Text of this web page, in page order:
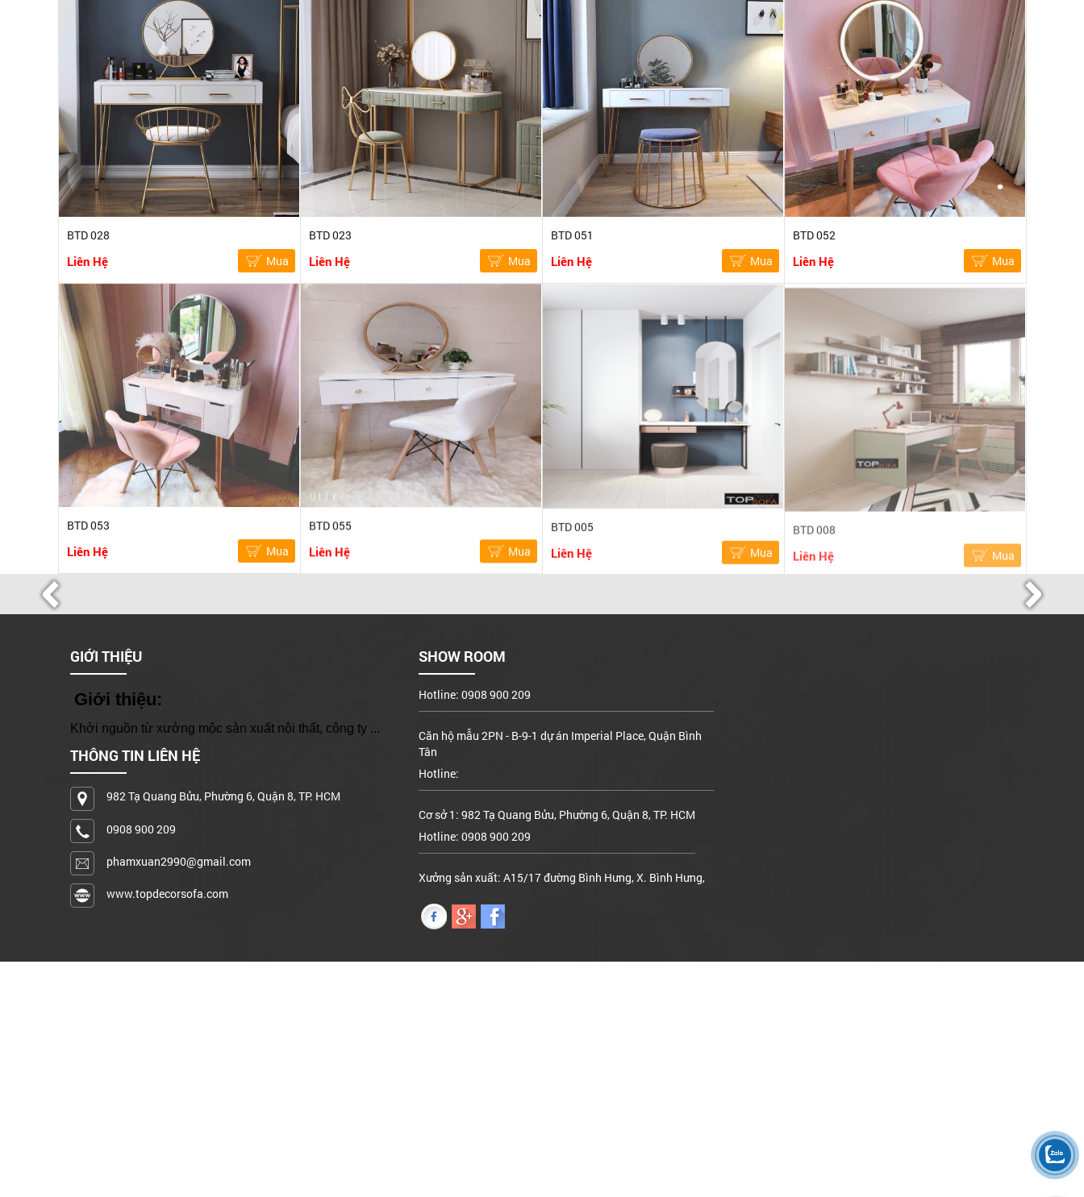
BTD 028
Liên Hệ Mua
BTD 023
Liên Hệ Mua
BTD 051
Liên Hệ Mua
BTD 052
Liên Hệ Mua
BTD 053
Liên Hệ Mua
BTD 055
Liên Hệ Mua
BTD 005
Liên Hệ Mua
BTD 008
Liên Hệ Mua
GIỚI THIỆU
Giới thiệu:
Khởi nguồn từ xưởng mộc sản xuất nội thất, công ty ...
THÔNG TIN LIÊN HỆ
982 Tạ Quang Bửu, Phường 6, Quận 8, TP. HCM
0908 900 209
phamxuan2990@gmail.com
www.topdecorsofa.com
SHOW ROOM
Cơ sở 1: 982 Tạ Quang Bửu, Phường 6, Quận 8, TP. HCM
Căn hộ mẫu 2PN - B-9-1 dự án Imperial Place, Quận Bình
Hotline:
Cơ sở 1: 982 Tạ Quang Bửu, Phường 6, Quận 8, TP. HCM
Hotline: 0908 900 209
Xưởng sản xuất: A15/17 đường Bình Hưng, X. Bình Hưng,
Căn hộ mẫu 2PN - B-9-1 dự án Imperial Place, Quận Bình